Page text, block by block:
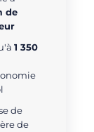
de
1 350
de
de